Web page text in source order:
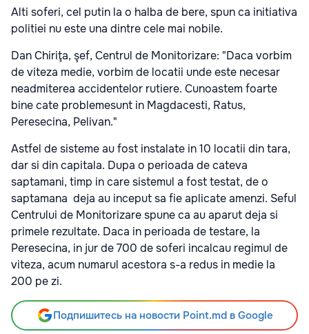
Alti soferi, cel putin la o halba de bere, spun ca initiativa
politiei nu este una dintre cele mai nobile.
Dan Chiriţa, şef, Centrul de Monitorizare: "Daca vorbim
de viteza medie, vorbim de locatii unde este necesar
neadmiterea accidentelor rutiere. Cunoastem foarte
bine cate problemesunt in Magdacesti, Ratus,
Peresecina, Pelivan."
Astfel de sisteme au fost instalate in 10 locatii din tara,
dar si din capitala. Dupa o perioada de cateva
saptamani, timp in care sistemul a fost testat, de o
saptamana deja au inceput sa fie aplicate amenzi. Seful
Centrului de Monitorizare spune ca au aparut deja si
primele rezultate. Daca in perioada de testare, la
Peresecina, in jur de 700 de soferi incalcau regimul de
viteza, acum numarul acestora s-a redus in medie la
200 pe zi.
Подпишитесь на новости Point.md в Google